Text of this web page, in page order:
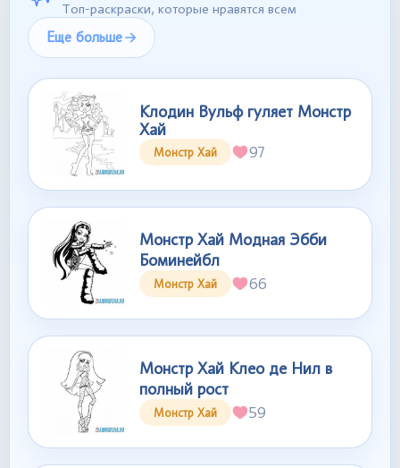
Топ-раскраски, которые нравятся всем
Еще больше
Клодин Вульф гуляет Монстр
Хай
Монстр Хай 97
Монстр Хай Модная Эбби
Боминейбл
Монстр Хай 66
Монстр Хай Клео де Нил в
полный рост
Монстр Хай 59